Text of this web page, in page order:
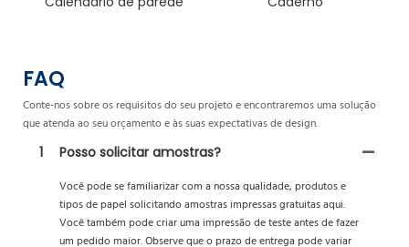
FAQ
Conte-nos sobre os requisitos do seu projeto e encontraremos uma solução
que atenda ao seu orçamento e às suas expectativas de design.
1
Posso solicitar amostras?
Você pode se familiarizar com a nossa qualidade, produtos e
tipos de papel solicitando amostras impressas gratuitas aqui.
Você também pode criar uma impressão de teste antes de fazer
um pedido maior. Observe que o prazo de entrega pode variar